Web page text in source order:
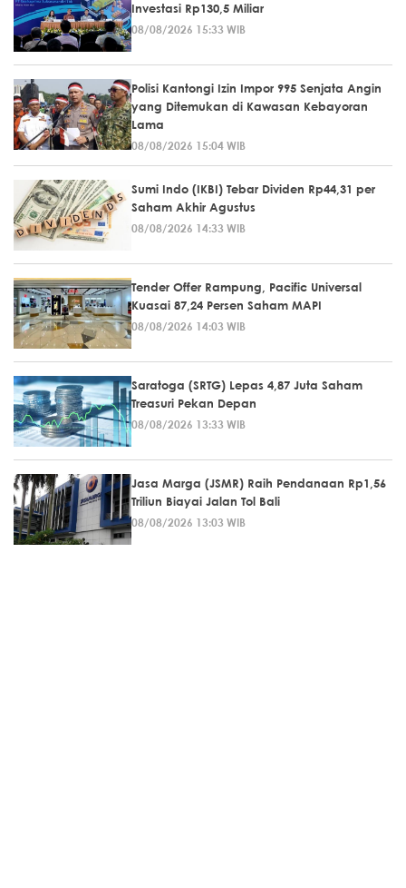
Investasi Rp130,5 Miliar
08/08/2026 15:33 WIB
Polisi Kantongi Izin Impor 995 Senjata Angin
yang Ditemukan di Kawasan Kebayoran
Lama
08/08/2026 15:04 WIB
Sumi Indo (IKBI) Tebar Dividen Rp44,31 per
Saham Akhir Agustus
08/08/2026 14:33 WIB
Tender Offer Rampung, Pacific Universal
Kuasai 87,24 Persen Saham MAPI
08/08/2026 14:03 WIB
Saratoga (SRTG) Lepas 4,87 Juta Saham
Treasuri Pekan Depan
08/08/2026 13:33 WIB
Jasa Marga (JSMR) Raih Pendanaan Rp1,56
Triliun Biayai Jalan Tol Bali
08/08/2026 13:03 WIB